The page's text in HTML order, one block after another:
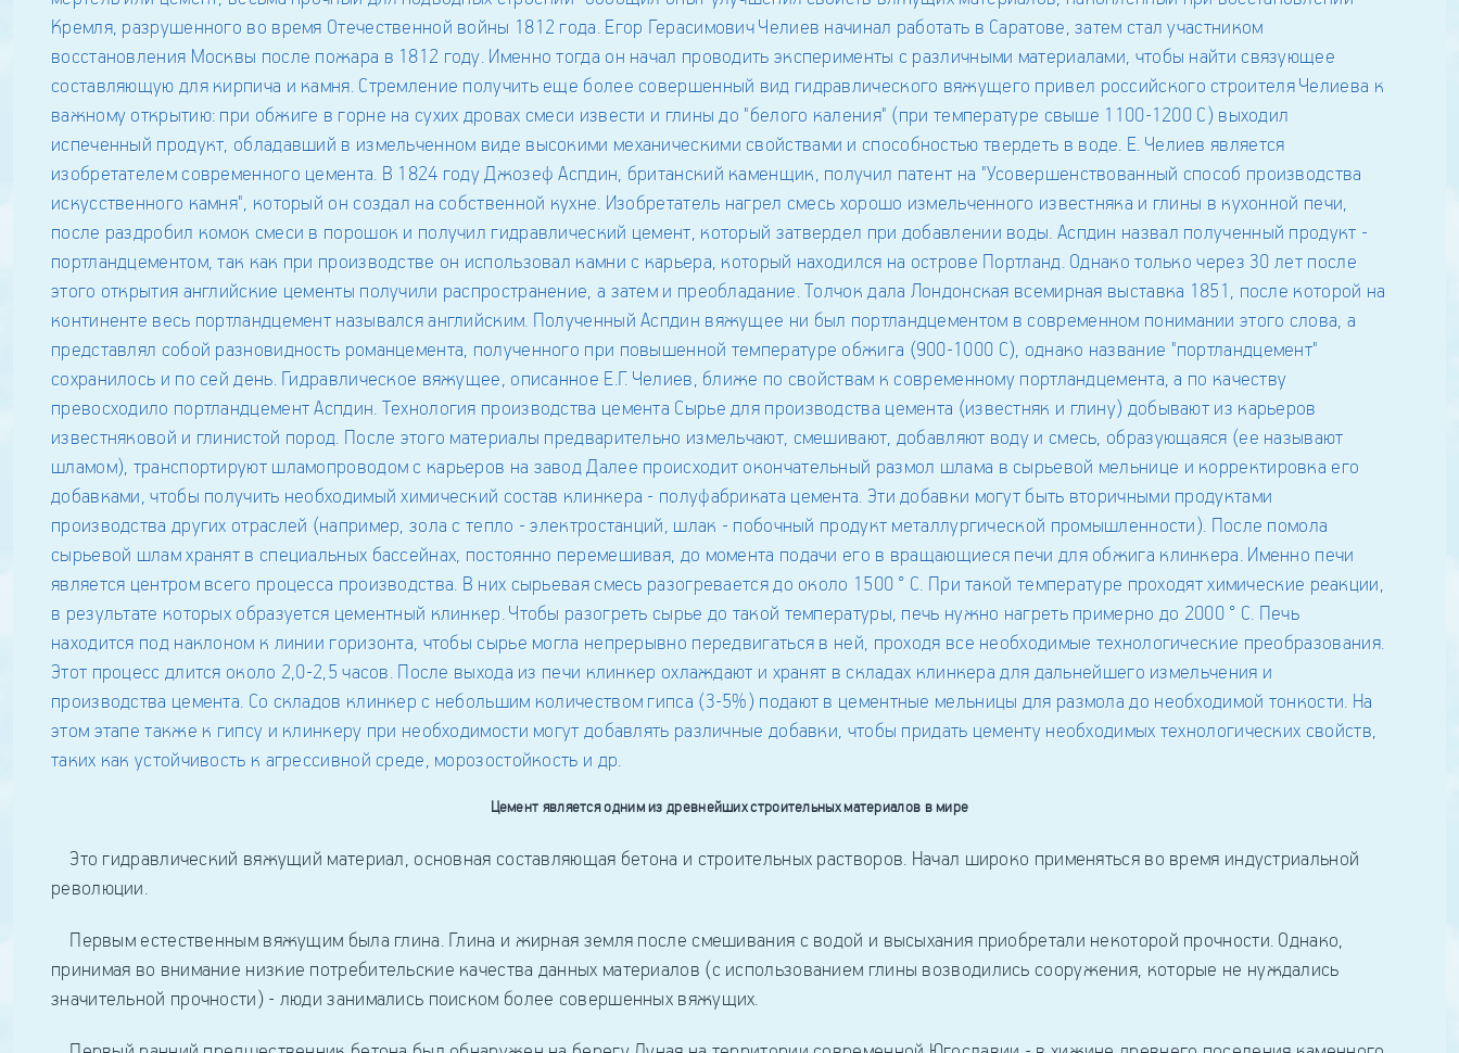
Цемент является одним из древнейших строительных материалов в мире
Это гидравлический вяжущий материал, основная составляющая бетона и строительных растворов. Начал широко применяться во время индустриальной
революции.
Первым естественным вяжущим была глина. Глина и жирная земля после смешивания с водой и высыхания приобретали некоторой прочности. Однако,
принимая во внимание низкие потребительские качества данных материалов (с использованием глины возводились сооружения, которые не нуждались
значительной прочности) - люди занимались поиском более совершенных вяжущих.